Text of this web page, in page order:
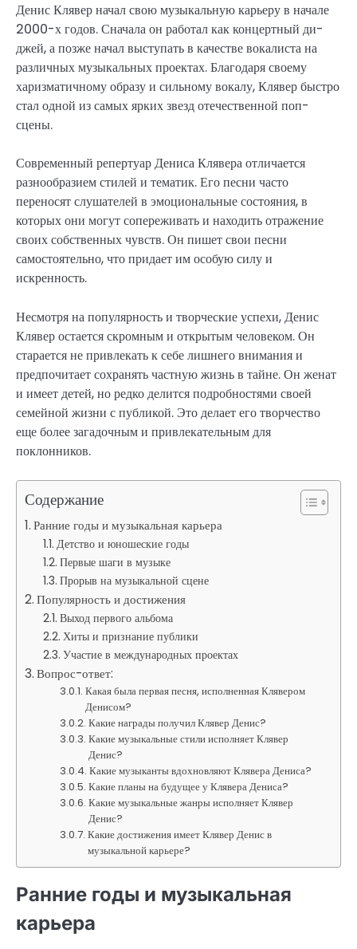
Денис Клявер начал свою музыкальную карьеру в начале
2000-х годов. Сначала он работал как концертный ди-
джей, а позже начал выступать в качестве вокалиста на
различных музыкальных проектах. Благодаря своему
харизматичному образу и сильному вокалу, Клявер быстро
стал одной из самых ярких звезд отечественной поп-
сцены.
Современный репертуар Дениса Клявера отличается
разнообразием стилей и тематик. Его песни часто
переносят слушателей в эмоциональные состояния, в
которых они могут сопереживать и находить отражение
своих собственных чувств. Он пишет свои песни
самостоятельно, что придает им особую силу и
искренность.
Несмотря на популярность и творческие успехи, Денис
Клявер остается скромным и открытым человеком. Он
старается не привлекать к себе лишнего внимания и
предпочитает сохранять частную жизнь в тайне. Он женат
и имеет детей, но редко делится подробностями своей
семейной жизни с публикой. Это делает его творчество
еще более загадочным и привлекательным для
поклонников.
Содержание
Ранние годы и музыкальная карьера
Детство и юношеские годы
Первые шаги в музыке
Прорыв на музыкальной сцене
Популярность и достижения
Выход первого альбома
Хиты и признание публики
Участие в международных проектах
Вопрос-ответ:
Какая была первая песня, исполненная Клявером
Денисом?
Какие награды получил Клявер Денис?
Какие музыкальные стили исполняет Клявер
Денис?
Какие музыканты вдохновляют Клявера Дениса?
Какие планы на будущее у Клявера Дениса?
Какие музыкальные жанры исполняет Клявер
Денис?
Какие достижения имеет Клявер Денис в
музыкальной карьере?
Ранние годы и музыкальная
карьера